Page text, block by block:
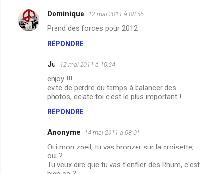
Dominique 12 mai 2011 à 08:56
Prend des forces pour 2012
RÉPONDRE
Ju 12 mai 2011 à 10:24
enjoy !!!
evite de perdre du temps à balancer des
photos, eclate toi c'est le plus important !
RÉPONDRE
Anonyme 14 mai 2011 à 08:01
Oui mon zoeil, tu vas bronzer sur la croisette,
oui ?
Tu veux dire que tu vas t'enfiler des Rhum, c'est